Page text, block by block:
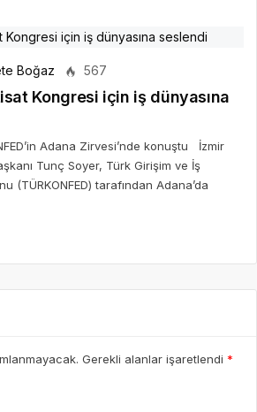
Boğaz 567
Kongresi için iş dünyasına
Adana Zirvesi’nde konuştu İzmir
Tunç Soyer, Türk Girişim ve İş
(TÜRKONFED) tarafından Adana’da
Gerekli alanlar işaretlendi *